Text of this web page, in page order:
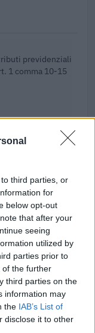
third parties, or
for
below opt-out
that after your
seeing
utilized by
parties prior to
of the further
third parties on the
information may
the IAB’s List of
disclose it to other
previdenziali
1 comma 10-15
pubblicitari
medie imprese
Centrale S.p.A.